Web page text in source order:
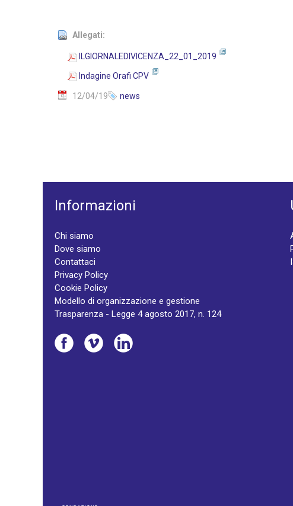
Allegati:
ILGIORNALEDIVICENZA_22_01_2019
Indagine Orafi CPV
12/04/19 news
Informazioni
Chi siamo
Dove siamo
Contattaci
Privacy Policy
Cookie Policy
Modello di organizzazione e gestione
Trasparenza - Legge 4 agosto 2017, n. 124